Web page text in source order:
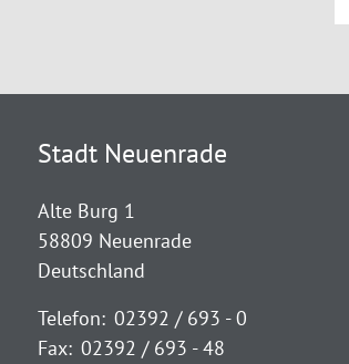
Stadt Neuenrade
Alte Burg 1
58809 Neuenrade
Deutschland
Telefon: 02392 / 693 - 0
Fax: 02392 / 693 - 48